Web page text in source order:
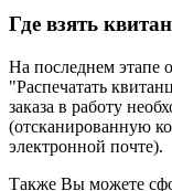
Где взять
На последнем этапе
"Распечатать
заказа в работу
(отсканированную
электронной почте).
Также Вы можете